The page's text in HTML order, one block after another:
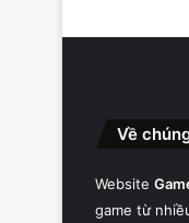
Về
Website
game từ